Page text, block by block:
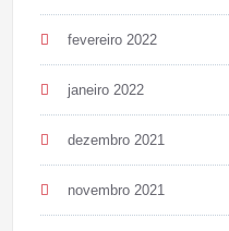
fevereiro 2022
janeiro 2022
dezembro 2021
novembro 2021